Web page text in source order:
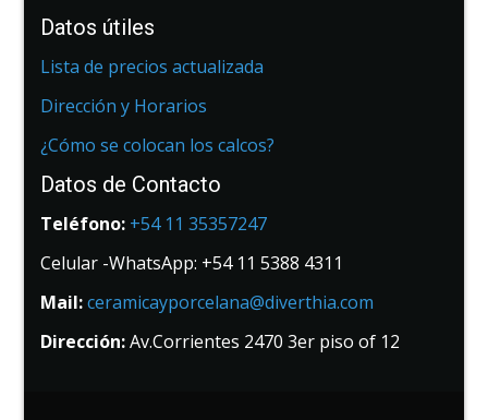
Datos útiles
Lista de precios actualizada
Dirección y Horarios
¿Cómo se colocan los calcos?
Datos de Contacto
Teléfono: +54 11 35357247
Celular -WhatsApp: +54 11 5388 4311
Mail:ceramicayporcelana@diverthia.com
Dirección:Av.Corrientes 2470 3er piso of 12